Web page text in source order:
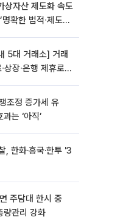
상자산 제도화 속도
확한 법적∙제도적
5대 거래소] 거래
상장∙은행 제휴로
조정 증가세 유
는 ‘아직’
, 한화·흥국·한투 '3
주담대 한시 중
량관리 강화